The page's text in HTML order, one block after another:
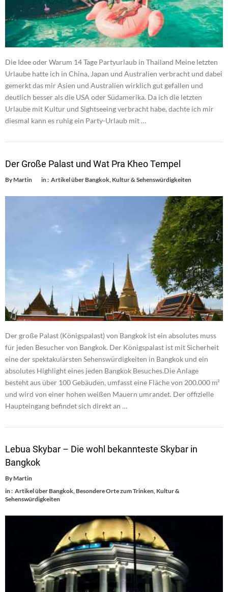
Die Idee oder Warum 14 Tage Partyurlaub in Thailand Meine letzten
Urlaube hatte ich in China, Japan und Australien verbracht und dabei
gemerkt das mir Asien und Australien wirklich gut gefallen und
deutlich besser als die USA oder Südamerika. Da ich die letzten
Urlaube mit Kultur und Sightseeing verbracht habe, dachte ich mir
diesmal kann es ruhig ein Party-Urlaub mit …
Der Große Palast und Wat Pra Kheo Tempel
ByMartin in : Artikel über Bangkok, Kultur & Sehenswürdigkeiten
Der große Palast (Königspalast) von Bangkok ist ein absolutes muss
für jeden Besucher von Bangkok. Der Königspalast ist mit Sicherheit
eine der spektakulärsten Sehenswürdigkeiten in Bangkok und ein
absolutes Highlight eines jeden Bangkok Besuches.Die Anlage
besteht aus über 100 Gebäuden, umfasst eine Fläche von 200.000 m²
und wird von einer hohen weißen Mauern umrandet. Der offizielle
Haupteingang befindet sich direkt an …
Lebua Skybar – Die wohl bekannteste Skybar in
Bangkok
ByMartin
in : Artikel über Bangkok,Besondere Orte zum Trinken, Kultur &
Sehenswürdigkeiten